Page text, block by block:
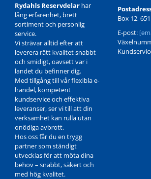
Rydahls Reservdelar har
lång erfarenhet, brett
sortiment och personlig
service.
Vi strävar alltid efter att
leverera rätt kvalitet snabbt
och smidigt, oavsett var i
landet du befinner dig.
Med tillgång till vår flexibla e-
handel, kompetent
kundservice och effektiva
leveranser, ser vi till att din
verksamhet kan rulla utan
onödiga avbrott.
Hos oss får du en trygg
partner som ständigt
utvecklas för att möta dina
behov – snabbt, säkert och
med hög kvalitet.
Box 12,
E-post: